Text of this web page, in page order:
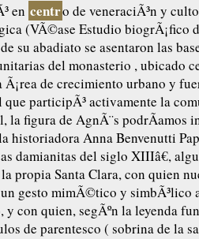
en centro de veneraciÃ³n y
(VÃ©ase Estudio biogrÃ¡fico
su abadiato se asentaron las
del monasterio , ubicado
Ã¡rea de crecimiento urbano y
que participÃ³ activamente la
la figura de AgnÃ¨s podrÃ­amos
historiadora Anna Benvenutti
damianitas del siglo XIIIâ€,
propia Santa Clara, con quien
gesto mimÃ©tico y simbÃ³lico
y con quien, segÃºn la leyenda
de parentesco ( sobrina de la